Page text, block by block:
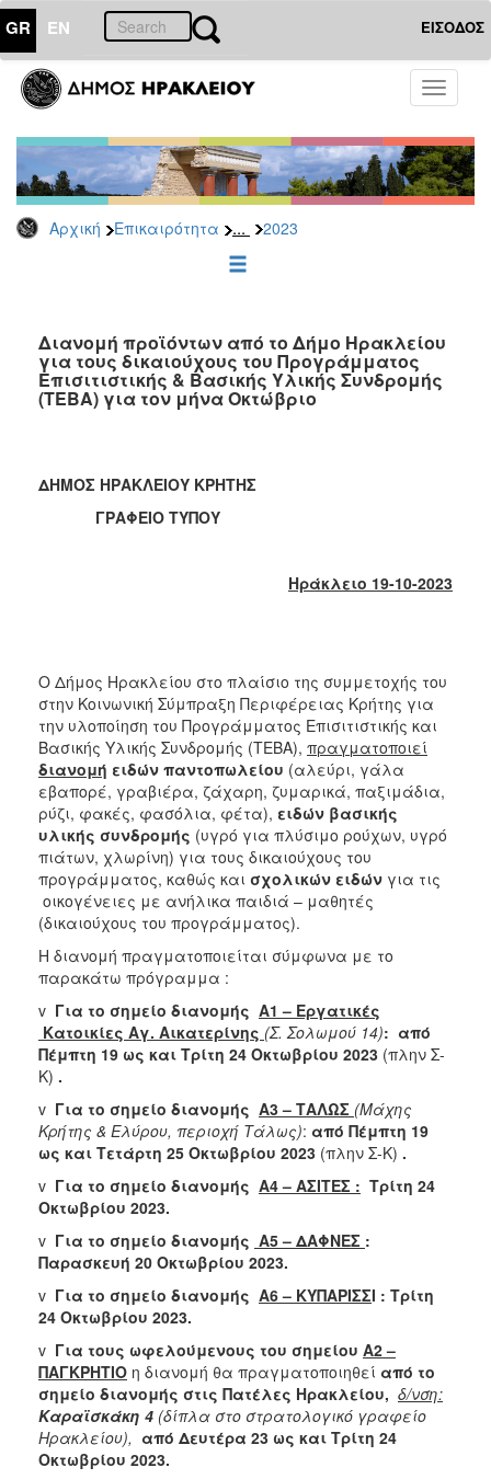
GR EN ΕΙΣΟΔΟΣ
Toggle
Αρχική Επικαιρότητα ... 2023
ΕΠΙΚΑΙΡΟΤΗΤΑ
Τύπου
Αρχείο
2026
2025
2022
2021
2020
2010
2006
ΔΗΜΟΤΗΣ
ΕΠΙΣΚΕΠΤΗΣ
Διανομή προϊόντων από το Δήμο Ηρακλείου
για τους δικαιούχους του Προγράμματος
Επισιτιστικής & Βασικής Υλικής Συνδρομής
(ΤΕΒΑ) για τον μήνα Οκτώβριο
ΔΗΜΟΣ ΗΡΑΚΛΕΙΟΥ ΚΡΗΤΗΣ
ΓΡΑΦΕΙΟ ΤΥΠΟΥ
Ηράκλειο 19-10-2023
Ο Δήμος Ηρακλείου στο πλαίσιο της συμμετοχής του
στην Κοινωνική Σύμπραξη Περιφέρειας Κρήτης για
την υλοποίηση του Προγράμματος Επισιτιστικής και
Βασικής Υλικής Συνδρομής (ΤΕΒΑ), πραγματοποιεί
διανομή ειδών παντοπωλείου (αλεύρι, γάλα
εβαπορέ, γραβιέρα, ζάχαρη, ζυμαρικά, παξιμάδια,
ρύζι, φακές, φασόλια, φέτα), ειδών βασικής
υλικής συνδρομής (υγρό για πλύσιμο ρούχων, υγρό
πιάτων, χλωρίνη) για τους δικαιούχους του
προγράμματος, καθώς και σχολικών ειδών για τις
οικογένειες με ανήλικα παιδιά – μαθητές
(δικαιούχους του προγράμματος).
Η διανομή πραγματοποιείται σύμφωνα με το
παρακάτω πρόγραμμα :
v Για το σημείο διανομής Α1 – Εργατικές
Κατοικίες Αγ. Αικατερίνης (Σ. Σολωμού 14): από
Πέμπτη 19 ως και Τρίτη 24 Οκτωβρίου 2023 (πλην Σ-
Κ) .
v Για το σημείο διανομής Α3 – ΤΑΛΩΣ (Μάχης
Κρήτης & Ελύρου, περιοχή Τάλως): από Πέμπτη 19
ως και Τετάρτη 25 Οκτωβρίου 2023 (πλην Σ-Κ) .
v Για το σημείο διανομής Α4 – ΑΣΙΤΕΣ : Τρίτη 24
Οκτωβρίου 2023.
v Για το σημείο διανομής Α5 – ΔΑΦΝΕΣ :
Παρασκευή 20 Οκτωβρίου 2023.
v Για το σημείο διανομής A6 – ΚΥΠΑΡΙΣΣΙ : Τρίτη
24 Οκτωβρίου 2023.
v Για τους ωφελούμενους του σημείου Α2 –
ΠΑΓΚΡΗΤΙΟ η διανομή θα πραγματοποιηθεί από το
σημείο διανομής στις Πατέλες Ηρακλείου, δ/νση:
Καραϊσκάκη 4 (δίπλα στο στρατολογικό γραφείο
Ηρακλείου), από Δευτέρα 23 ως και Τρίτη 24
Οκτωβρίου 2023.